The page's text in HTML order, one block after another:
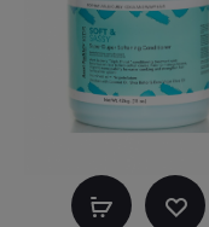
Kosárba